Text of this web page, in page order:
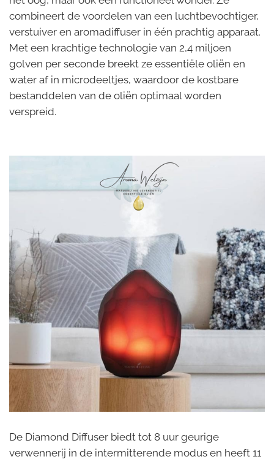
combineert de voordelen van een luchtbevochtiger,
verstuiver en aromadiffuser in één prachtig apparaat.
Met een krachtige technologie van 2,4 miljoen
golven per seconde breekt ze essentiële oliën en
water af in microdeeltjes, waardoor de kostbare
bestanddelen van de oliën optimaal worden
verspreid.
De Diamond Diffuser biedt tot 8 uur geurige
verwennerij in de intermitterende modus en heeft 11